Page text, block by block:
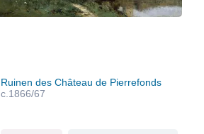
Ruinen des Château de Pierrefonds
c.1866/67